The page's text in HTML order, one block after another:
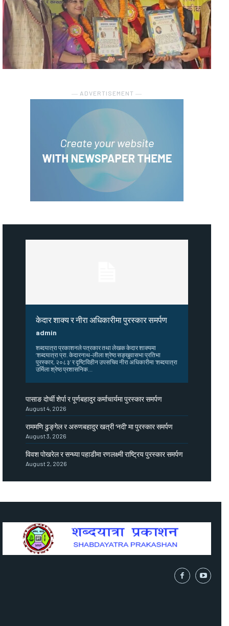
― ADVERTISEMENT ―
केदार शाक्य र नीरा अधिकारीमा पुरस्कार समर्पण
admin
शब्दयात्रा प्रकाशनले पत्रकार तथा लेखक केदार शाक्यमा
‘शब्दयात्रा प्रा. केदारनाथ–लीला श्रेष्ठ सङ्खुवासभा प्रतिभा
पुरस्कार, २०८३’ र दृष्टिविहीन उपसचिव नीरा अधिकारीमा ‘शब्दयात्रा
उर्मिला श्रेष्ठ प्रशासनिक...
पासाङ दोर्ची शेर्पा र पूर्णबहादुर कर्माचार्यमा पुरस्कार समर्पण
August 4, 2026
राममणि ढुङ्गेल र अरुणबहादुर खत्री ‘नदी’ मा पुरस्कार समर्पण
August 3, 2026
विवश पोखरेल र सन्ध्या पहाडीमा रणलक्ष्मी राष्ट्रिय पुरस्कार समर्पण
August 2, 2026